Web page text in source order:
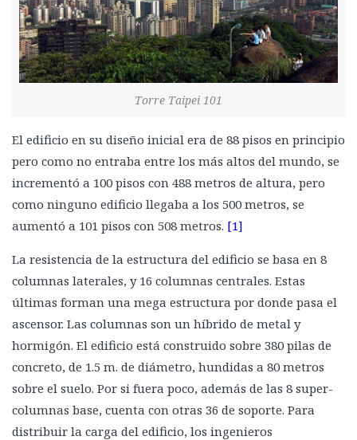
Torre Taipei 101
El edificio en su diseño inicial era de 88 pisos en principio
pero como no entraba entre los más altos del mundo, se
incrementó a 100 pisos con 488 metros de altura, pero
como ninguno edificio llegaba a los 500 metros, se
aumentó a 101 pisos con 508 metros. [1]
La resistencia de la estructura del edificio se basa en 8
columnas laterales, y 16 columnas centrales. Estas
últimas forman una mega estructura por donde pasa el
ascensor. Las columnas son un híbrido de metal y
hormigón. El edificio está construido sobre 380 pilas de
concreto, de 1.5 m. de diámetro, hundidas a 80 metros
sobre el suelo. Por si fuera poco, además de las 8 super-
columnas base, cuenta con otras 36 de soporte. Para
distribuir la carga del edificio, los ingenieros